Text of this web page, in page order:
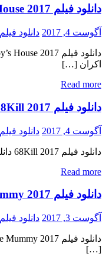
دانلود فیلم Viceroy’s House 2017
آگوست 4, 2017 دانلود فیلم 2017
اکران […]
Read more
دانلود فیلم 68Kill 2017
آگوست 4, 2017 دانلود فیلم 2017
دانلود فیلم 68Kill 2017 دانلود فیلم 68Kill 2017 لینک مستقیم دانلود فیلم 68Kill 2017 با کیفیت عالی (720p WEB-DL) « دانلود رایگان با لینک مستقیم از هستی دانلود » تاریخ اکران : 2017 ژانر : […]
Read more
دانلود فیلم The Mummy 2017
آگوست 3, 2017 دانلود فیلم 2017
[…]